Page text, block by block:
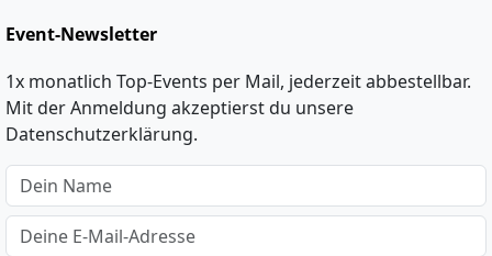
Event-Newsletter
1x monatlich Top-Events per Mail, jederzeit abbestellbar.
Mit der Anmeldung akzeptierst du unsere
Datenschutzerklärung.